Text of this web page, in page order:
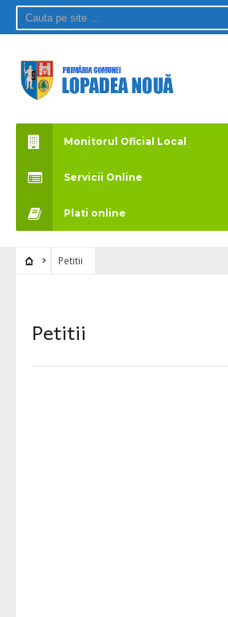
Monitorul Oficial Local
Servicii Online
Plati online
Petitii
Petitii